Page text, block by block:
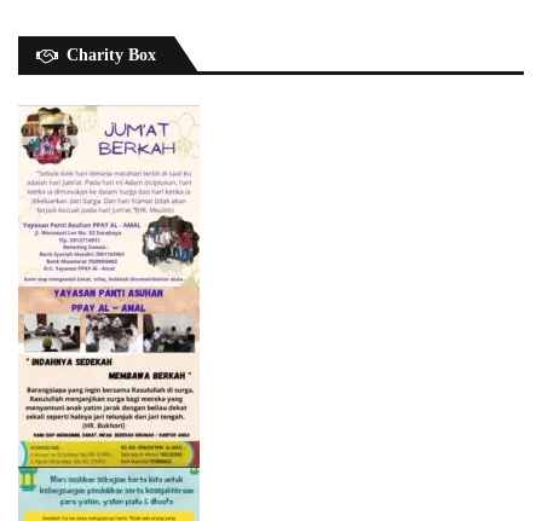
Charity Box